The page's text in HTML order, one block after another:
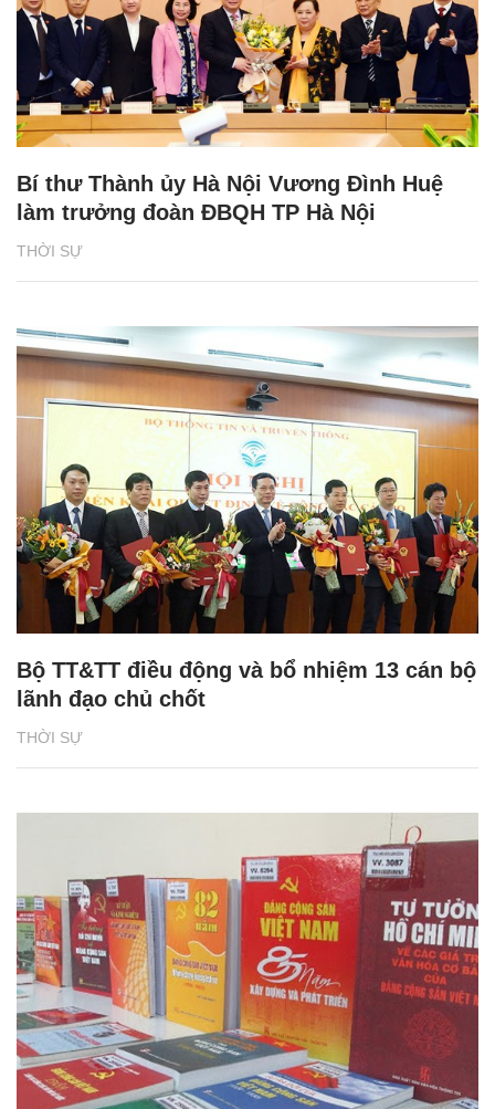
THỜI SỰ
Bí thư Thành ủy Hà Nội Vương Đình Huệ
làm trưởng đoàn ĐBQH TP Hà Nội
THỜI SỰ
Bộ TT&TT điều động và bổ nhiệm 13 cán bộ
lãnh đạo chủ chốt